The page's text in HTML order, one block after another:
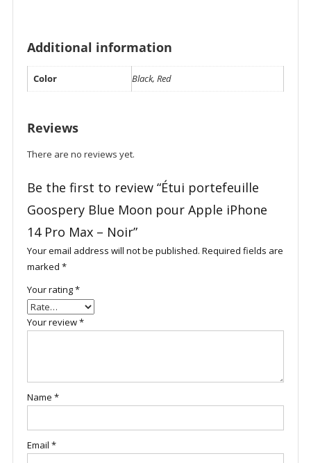
Additional information
Color Black, Red
Reviews
There are no reviews yet.
Be the first to review “Étui portefeuille
Goospery Blue Moon pour Apple iPhone
14 Pro Max – Noir”
Your email address will not be published. Required fields are
marked *
Your rating*
Your review*
Name *
Email *